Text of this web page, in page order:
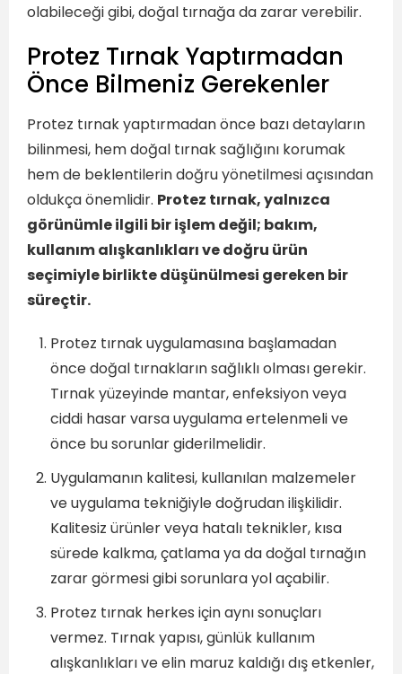
olabileceği gibi, doğal tırnağa da zarar verebilir.
Protez Tırnak Yaptırmadan
Önce Bilmeniz Gerekenler
Protez tırnak yaptırmadan önce bazı detayların
bilinmesi, hem doğal tırnak sağlığını korumak
hem de beklentilerin doğru yönetilmesi açısından
oldukça önemlidir. Protez tırnak, yalnızca
görünümle ilgili bir işlem değil; bakım,
kullanım alışkanlıkları ve doğru ürün
seçimiyle birlikte düşünülmesi gereken bir
süreçtir.
Protez tırnak uygulamasına başlamadan
önce doğal tırnakların sağlıklı olması gerekir.
Tırnak yüzeyinde mantar, enfeksiyon veya
ciddi hasar varsa uygulama ertelenmeli ve
önce bu sorunlar giderilmelidir.
Uygulamanın kalitesi, kullanılan malzemeler
ve uygulama tekniğiyle doğrudan ilişkilidir.
Kalitesiz ürünler veya hatalı teknikler, kısa
sürede kalkma, çatlama ya da doğal tırnağın
zarar görmesi gibi sorunlara yol açabilir.
Protez tırnak herkes için aynı sonuçları
vermez. Tırnak yapısı, günlük kullanım
alışkanlıkları ve elin maruz kaldığı dış etkenler,